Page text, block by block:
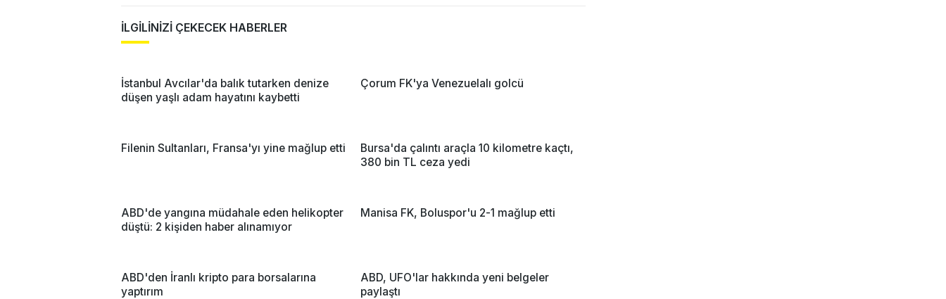
İLGİLİNİZİ ÇEKECEK HABERLER
İstanbul Avcılar'da balık tutarken denize
düşen yaşlı adam hayatını kaybetti
Çorum FK'ya Venezuelalı golcü
Filenin Sultanları, Fransa'yı yine mağlup etti
Bursa'da çalıntı araçla 10 kilometre kaçtı,
380 bin TL ceza yedi
ABD'de yangına müdahale eden helikopter
düştü: 2 kişiden haber alınamıyor
Manisa FK, Boluspor'u 2-1 mağlup etti
ABD'den İranlı kripto para borsalarına
yaptırım
ABD, UFO'lar hakkında yeni belgeler
paylaştı